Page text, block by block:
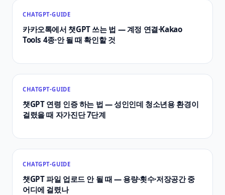
CHATGPT-GUIDE
카카오톡에서 챗GPT 쓰는 법 — 계정 연결·Kakao
Tools 4종·안 될 때 확인할 것
CHATGPT-GUIDE
챗GPT 연령 인증 하는 법 — 성인인데 청소년용 환경이
걸렸을 때 자가진단 7단계
CHATGPT-GUIDE
챗GPT 파일 업로드 안 될 때 — 용량·횟수·저장공간 중
어디에 걸렸나